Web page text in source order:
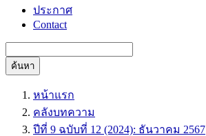
ประกาศ
Contact
ค้นหา
หน้าแรก
คลังบทความ
ปีที่ 9 ฉบับที่ 12 (2024): ธันวาคม 2567